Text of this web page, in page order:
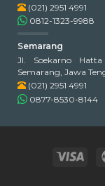
(021) 2951 4991
0812-1323-9988
Semarang
Jl. Soekarno
Semarang, Jawa
(021) 2951 4991
0877-8530-8144